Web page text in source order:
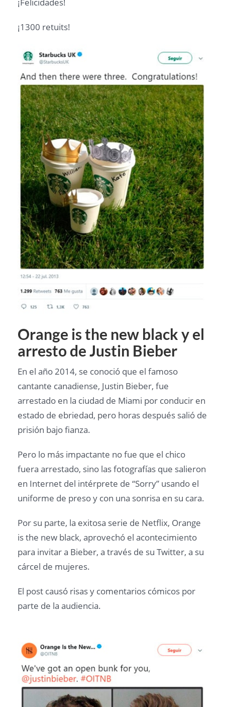
¡1300 retuits!
Orange is the new black y el
arresto de Justin Bieber
En el año 2014, se conoció que el famoso
cantante canadiense, Justin Bieber, fue
arrestado en la ciudad de Miami por conducir en
estado de ebriedad, pero horas después salió de
prisión bajo fianza.
Pero lo más impactante no fue que el chico
fuera arrestado, sino las fotografías que salieron
en Internet del intérprete de “Sorry” usando el
uniforme de preso y con una sonrisa en su cara.
Por su parte, la exitosa serie de Netflix, Orange
is the new black, aprovechó el acontecimiento
para invitar a Bieber, a través de su Twitter, a su
cárcel de mujeres.
El post causó risas y comentarios cómicos por
parte de la audiencia.